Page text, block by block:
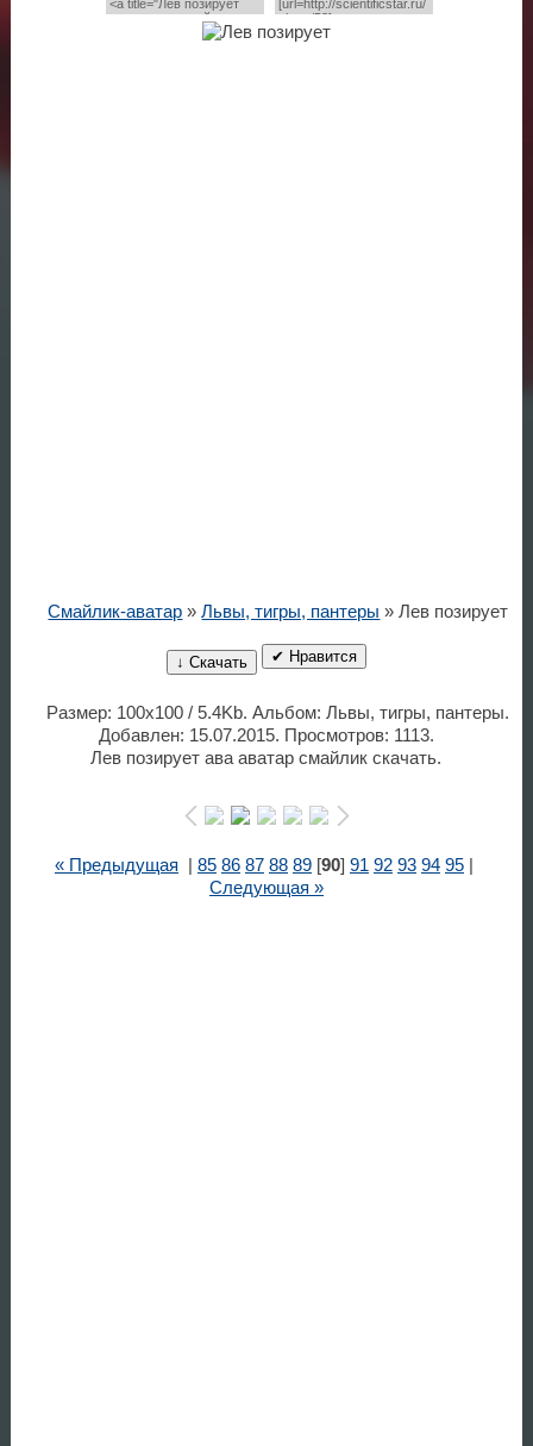
Смайлик-аватар »Львы, тигры, пантеры » Лев позирует
↓ Скачать ✔ Нравится
Размер: 100x100 / 5.4Kb. Альбом: Львы, тигры, пантеры.
Добавлен: 15.07.2015. Просмотров: 1113.
Лев позирует ава аватар смайлик скачать.
« Предыдущая 85 86 87 88 89[90] 91 92 93 94 95|
Следующая »